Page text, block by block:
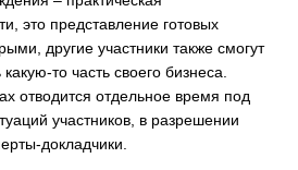
это представление готовых
другие участники также смогут
то часть своего бизнеса.
отводится отдельное время под
участников, в разрешении
докладчики.